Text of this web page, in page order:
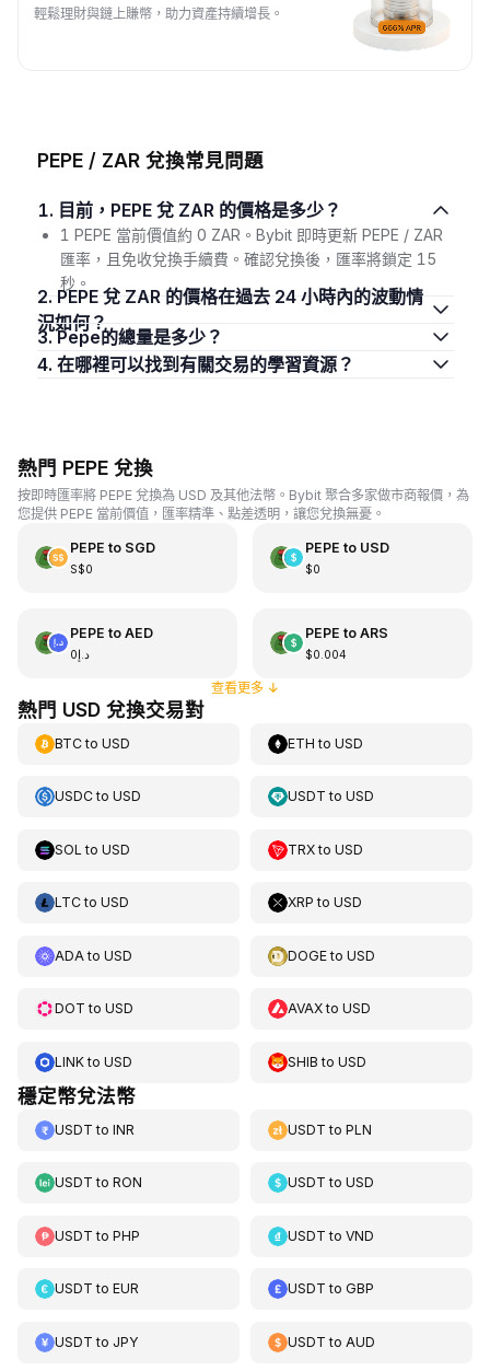
輕鬆理財與鏈上賺幣，助力資產持續增長。
PEPE / ZAR 兌換常見問題
1. 目前，PEPE 兌 ZAR 的價格是多少？
1 PEPE 當前價值約 0 ZAR。Bybit 即時更新 PEPE / ZAR
匯率，且免收兌換手續費。確認兌換後，匯率將鎖定 15
秒。
2. PEPE 兌 ZAR 的價格在過去 24 小時內的波動情
況如何？
3. Pepe的總量是多少？
4. 在哪裡可以找到有關交易的學習資源？
熱門 PEPE 兌換
按即時匯率將 PEPE 兌換為 USD 及其他法幣。Bybit 聚合多家做市商報價，為
您提供 PEPE 當前價值，匯率精準、點差透明，讓您兌換無憂。
PEPE to SGD
S$0
PEPE to USD
$0
PEPE to AED
د.إ0
PEPE to ARS
$0.004
查看更多↓
熱門 USD 兌換交易對
BTCto USD ETH toUSD
USDCto USD USDT toUSD
SOL to USD TRXtoUSD
LTCto USD XRP toUSD
ADA to USD DOGEtoUSD
DOT to USD AVAXtoUSD
LINKto USD SHIB toUSD
穩定幣兌法幣
USDT to INR USDT toPLN
USDT to RON USDT toUSD
USDT to PHP USDT toVND
USDT to EUR USDT toGBP
USDT to JPY USDT to AUD